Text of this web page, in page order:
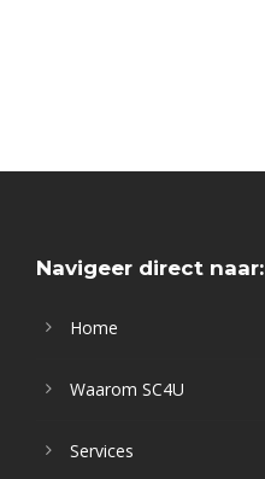
Navigeer direct naar:
Home
Waarom SC4U
Services